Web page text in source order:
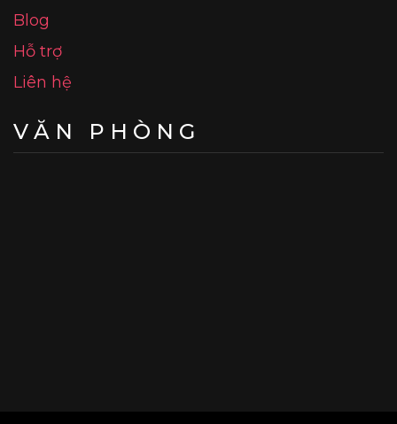
Blog
Hỗ trợ
Liên hệ
VĂN PHÒNG